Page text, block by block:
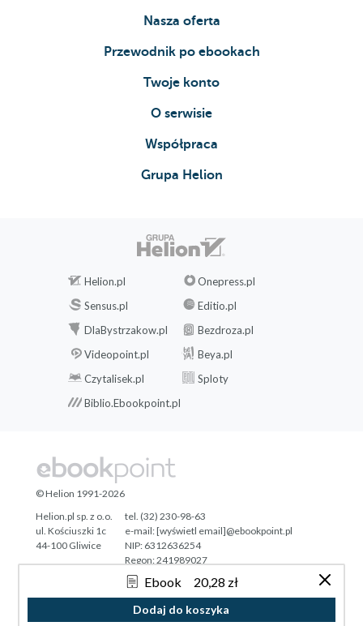
Ebook 20,28 zł
Dodaj do koszyka
Nasza oferta
Przewodnik po ebookach
Twoje konto
O serwisie
Współpraca
Grupa Helion
Helion.pl
Onepress.pl
Sensus.pl
Editio.pl
DlaBystrzakow.pl
Bezdroza.pl
Videopoint.pl
Beya.pl
Czytalisek.pl
Sploty
Biblio.Ebookpoint.pl
Tonik.pl
© Helion 1991-2026
Helion.pl sp. z o.o.
ul. Kościuszki 1c
44-100 Gliwice
tel. (32) 230-98-63
e-mail:[wyświetl email]@ebookpoint.pl
NIP: 6312636254
Regon: 241989027